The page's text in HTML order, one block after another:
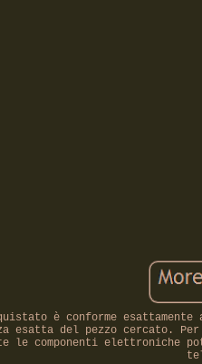
è conforme
esatta del pezzo cercato.
le componenti elettroniche